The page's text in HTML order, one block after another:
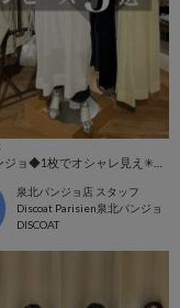
泉北パンジョ店 スタッフ
Discoat Parisien泉北パンジョ
DISCOAT